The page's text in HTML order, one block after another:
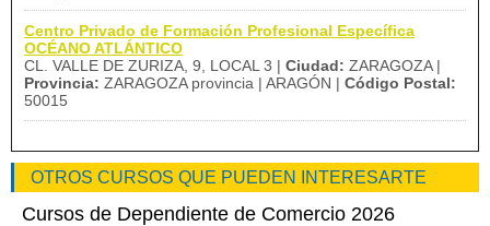
Centro Privado de Formación Profesional Específica
OCÉANO ATLÁNTICO
CL. VALLE DE ZURIZA, 9, LOCAL 3 | Ciudad: ZARAGOZA |
Provincia: ZARAGOZA provincia | ARAGÓN | Código Postal:
50015
OTROS CURSOS QUE PUEDEN INTERESARTE
Cursos de Dependiente de Comercio 2026